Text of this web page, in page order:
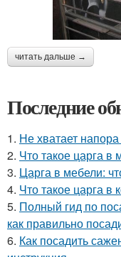
читать дальше →
Последние
1. Не хватает
2. Что такое царга в
3. Царга в мебели:
4. Что такое царга в
5. Полный гид по
как правильно
6. Как посадить